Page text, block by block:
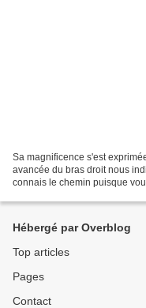
Sa magnificence s'est
avancée du bras droit nous
connais le chemin puisque
Hébergé par Overblog
Top articles
Pages
Contact